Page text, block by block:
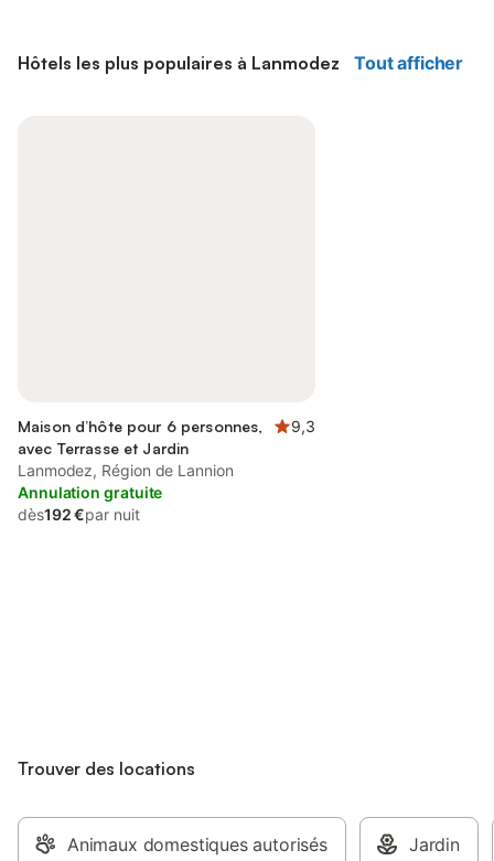
Hôtels les plus populaires à Lanmodez Tout afficher
Maison d’hôte pour 6 personnes,
avec Terrasse et Jardin
9,3
Lanmodez, Région de Lannion
Annulation gratuite
dès192 €par nuit
Trouver des locations
Animaux domestiques autorisés Jardin